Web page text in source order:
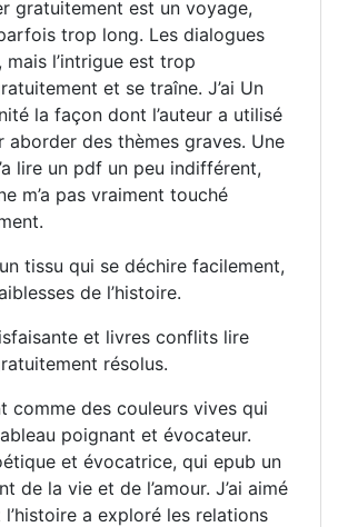
gratuitement est un voyage,
trop long. Les dialogues
mais l’intrigue est trop
et se traîne. J’ai Un
la façon dont l’auteur a utilisé
aborder des thèmes graves. Une
lire un pdf un peu indifférent,
m’a pas vraiment touché
tissu qui se déchire facilement,
de l’histoire.
et livres conflits lire
résolus.
comme des couleurs vives qui
poignant et évocateur.
et évocatrice, qui epub un
de la vie et de l’amour. J’ai aimé
a exploré les relations